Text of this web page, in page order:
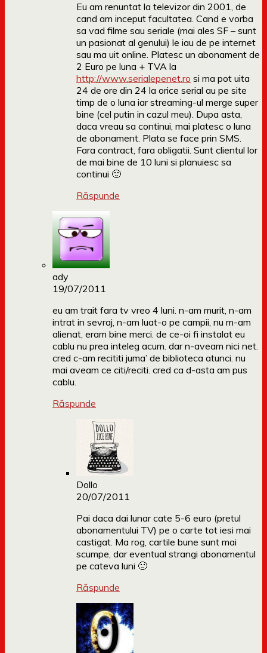
Eu am renuntat la televizor din 2001, de
cand am inceput facultatea. Cand e vorba
sa vad filme sau seriale (mai ales SF – sunt
un pasionat al genului) le iau de pe internet
sau ma uit online. Platesc un abonament de
2 Euro pe luna + TVA la
http://www.serialepenet.ro si ma pot uita
24 de ore din 24 la orice serial au pe site
timp de o luna iar streaming-ul merge super
bine (cel putin in cazul meu). Dupa asta,
daca vreau sa continui, mai platesc o luna
de abonament. Plata se face prin SMS.
Fara contract, fara obligatii. Sunt clientul lor
de mai bine de 10 luni si planuiesc sa
continui 🙂
Răspunde
ady
19/07/2011
eu am trait fara tv vreo 4 luni. n-am murit, n-am
intrat in sevraj, n-am luat-o pe campii, nu m-am
alienat, eram bine merci. de ce-oi fi instalat eu
cablu nu prea inteleg acum. dar n-aveam nici net.
cred c-am recititi juma’ de biblioteca atunci. nu
mai aveam ce citi/reciti. cred ca d-asta am pus
cablu.
Răspunde
Dollo
20/07/2011
Pai daca dai lunar cate 5-6 euro (pretul
abonamentului TV) pe o carte tot iesi mai
castigat. Ma rog, cartile bune sunt mai
scumpe, dar eventual strangi abonamentul
pe cateva luni 🙂
Răspunde